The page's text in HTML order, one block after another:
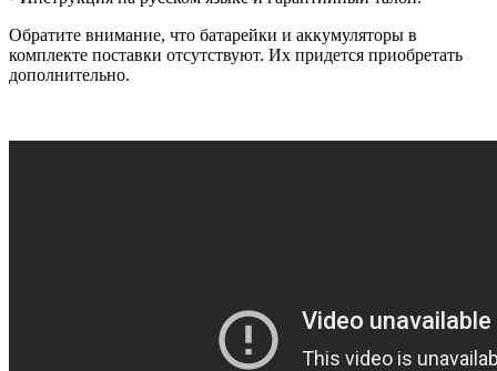
Обратите внимание, что батарейки и аккумуляторы в
комплекте поставки отсутствуют. Их придется приобретать
дополнительно.